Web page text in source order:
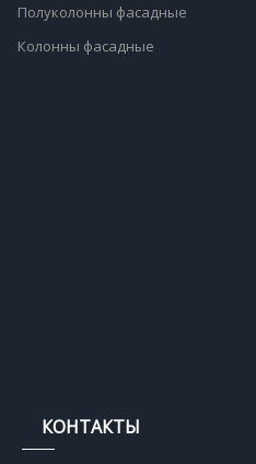
Полуколонны фасадные
Колонны фасадные
КОНТАКТЫ